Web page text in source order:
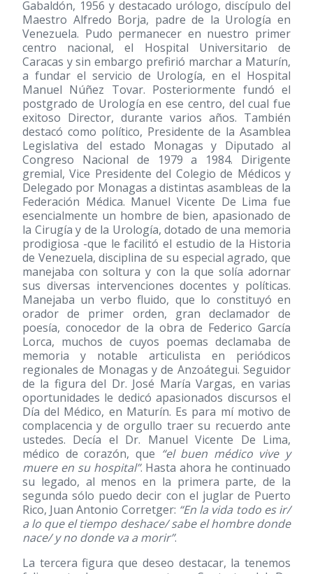
Gabaldón, 1956 y destacado urólogo, discípulo del
Maestro Alfredo Borja, padre de la Urología en
Venezuela. Pudo permanecer en nuestro primer
centro nacional, el Hospital Universitario de
Caracas y sin embargo prefirió marchar a Maturín,
a fundar el servicio de Urología, en el Hospital
Manuel Núñez Tovar. Posteriormente fundó el
postgrado de Urología en ese centro, del cual fue
exitoso Director, durante varios años. También
destacó como político, Presidente de la Asamblea
Legislativa del estado Monagas y Diputado al
Congreso Nacional de 1979 a 1984. Dirigente
gremial, Vice Presidente del Colegio de Médicos y
Delegado por Monagas a distintas asambleas de la
Federación Médica. Manuel Vicente De Lima fue
esencialmente un hombre de bien, apasionado de
la Cirugía y de la Urología, dotado de una memoria
prodigiosa -que le facilitó el estudio de la Historia
de Venezuela, disciplina de su especial agrado, que
manejaba con soltura y con la que solía adornar
sus diversas intervenciones docentes y políticas.
Manejaba un verbo fluido, que lo constituyó en
orador de primer orden, gran declamador de
poesía, conocedor de la obra de Federico García
Lorca, muchos de cuyos poemas declamaba de
memoria y notable articulista en periódicos
regionales de Monagas y de Anzoátegui. Seguidor
de la figura del Dr. José María Vargas, en varias
oportunidades le dedicó apasionados discursos el
Día del Médico, en Maturín. Es para mí motivo de
complacencia y de orgullo traer su recuerdo ante
ustedes. Decía el Dr. Manuel Vicente De Lima,
médico de corazón, que “el buen médico vive y
muere en su hospital”. Hasta ahora he continuado
su legado, al menos en la primera parte, de la
segunda sólo puedo decir con el juglar de Puerto
Rico, Juan Antonio Corretger: “En la vida todo es ir/
a lo que el tiempo deshace/ sabe el hombre donde
nace/ y no donde va a morir”.
La tercera figura que deseo destacar, la tenemos